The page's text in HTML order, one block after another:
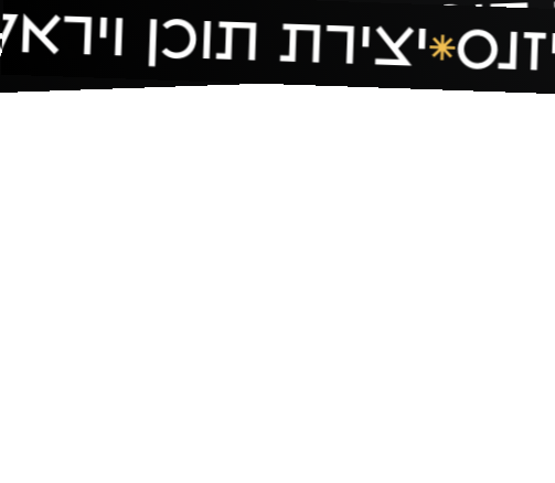
תוכן ויראלי ניהוליצירת תוכן